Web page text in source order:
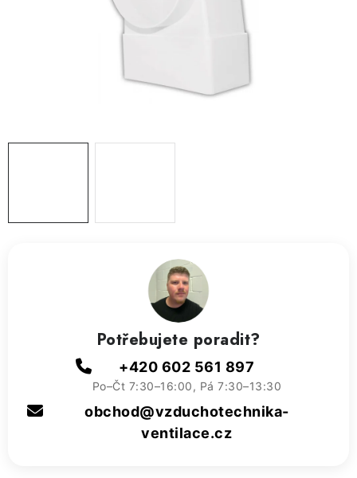
NAHŘÍVACÍ POLŠTÁŘEK S LÁVOVÝM PÍSKEM
Potřebujete poradit?
+420 602 561 897
Po–Čt 7:30–16:00, Pá 7:30–13:30
obchod@vzduchotechnika-
ventilace.cz